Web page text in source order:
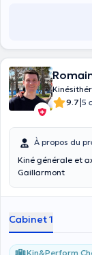
9.7|5
À propos du
Kiné générale et axé sportif Centre
Gaillarmont
Cabinet 1
Kin&Perform